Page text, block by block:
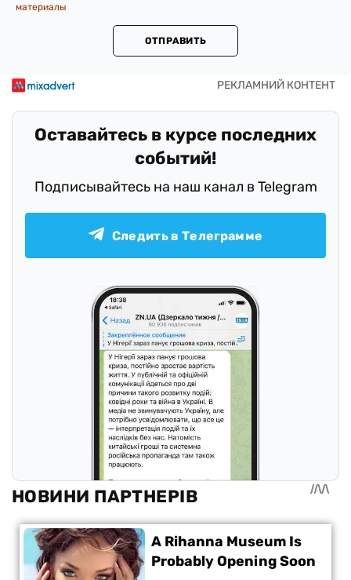
материалы
ОТПРАВИТЬ
Оставайтесь в курсе последних
событий!
Подписывайтесь на наш канал в Telegram
Следить в Телеграмме